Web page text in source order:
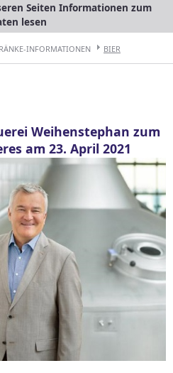
Seiten Informationen zum
lesen
INFORMATIONEN BIER
Weihenstephan zum
am 23. April 2021